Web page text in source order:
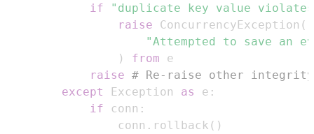
if
"duplicate key value
raise ConcurrencyException (
"Attempted to save an
)
from
raise # Re-raise other
except
Exception as e :
if conn :
                conn
. rollback ( )